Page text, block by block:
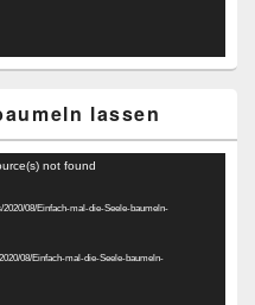
lassen
not found
08/Einfach-mal-die-Seele-baumeln-
08/Einfach-mal-die-Seele-baumeln-